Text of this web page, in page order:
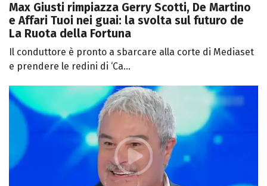
Max Giusti rimpiazza Gerry Scotti, De Martino
e Affari Tuoi nei guai: la svolta sul futuro de
La Ruota della Fortuna
Il conduttore è pronto a sbarcare alla corte di Mediaset
e prendere le redini di ‘Ca...